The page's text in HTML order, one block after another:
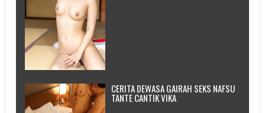
CERITA DEWASA GAIRAH SEKS NAFSU
TANTE CANTIK VIKA